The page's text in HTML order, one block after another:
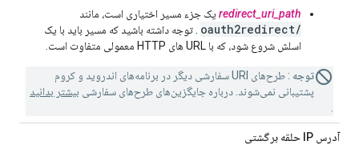
redirect_uri_path یک جزء مسیر اختیاری است، مانند
/oauth2redirect
. توجه داشته باشید که مسیر باید با یک
اسلش شروع شود، که با URL های HTTP معمولی متفاوت است.
توجه
: طرح‌های URI سفارشی دیگر در برنامه‌های اندروید و کروم
پشتیبانی نمی‌شوند. درباره جایگزین‌های طرح‌های سفارشی بیشتر بدانید
آدرس IP حلقه برگشتی